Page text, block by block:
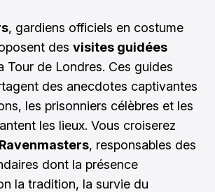
, gardiens officiels en costume
des visites guidées
Tour de Londres. Ces guides
des anecdotes captivantes
les prisonniers célèbres et les
les lieux. Vous croiserez
Ravenmasters, responsables des
dont la présence
la tradition, la survie du